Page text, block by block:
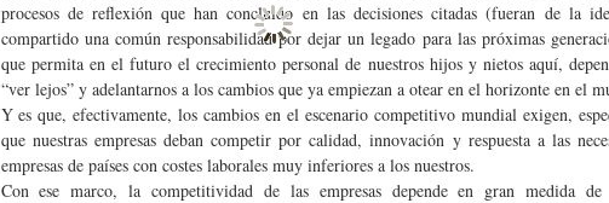
procesos de reflexión que han concluido en las decisiones citadas (fueran de la
compartido una común responsabilidad por dejar un legado para las próximas
que permita en el futuro el crecimiento personal de nuestros hijos y nietos aquí,
“ver lejos” y adelantarnos a los cambios que ya empiezan a otear en el horizonte en el
Y es que, efectivamente, los cambios en el escenario competitivo mundial exigen,
que nuestras empresas deban competir por calidad, innovación y respuesta a las
empresas de países con costes laborales muy inferiores a los nuestros.
Con ese marco, la competitividad de las empresas depende en gran medida de